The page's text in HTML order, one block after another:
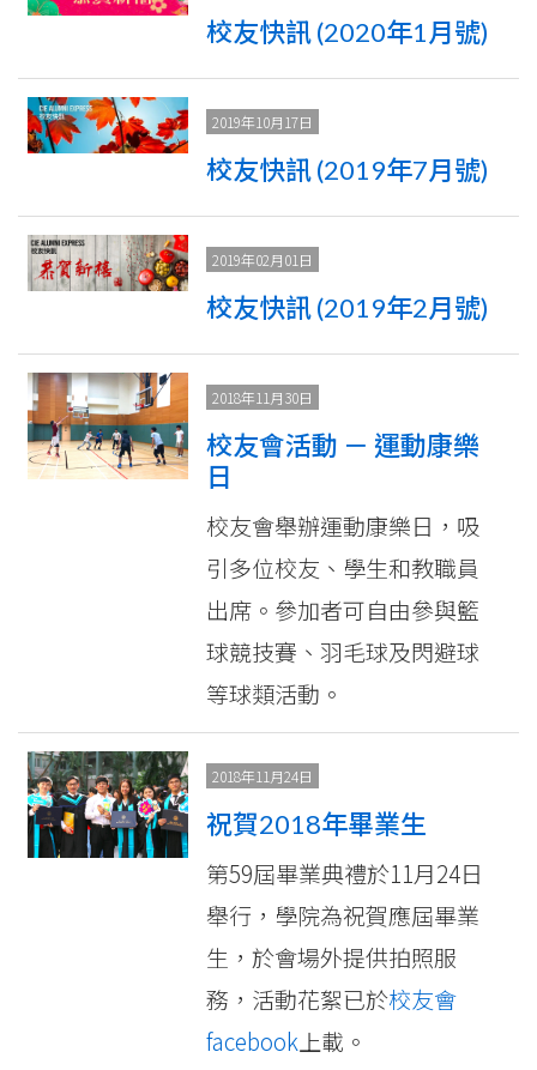
校友快訊 (2020年1月號)
2019年10月17日
校友快訊 (2019年7月號)
2019年02月01日
校友快訊 (2019年2月號)
2018年11月30日
校友會活動 － 運動康樂
日
校友會舉辦運動康樂日，吸
引多位校友、學生和教職員
出席。參加者可自由參與籃
球競技賽、羽毛球及閃避球
等球類活動。
2018年11月24日
祝賀2018年畢業生
第59屆畢業典禮於11月24日
舉行，學院為祝賀應屆畢業
生，於會場外提供拍照服
務，活動花絮已於校友會
facebook 上載。